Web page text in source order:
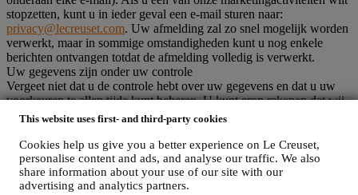
This website uses first- and third-party cookies
Cookies help us give you a better experience on Le Creuset,
personalise content and ads, and analyse our traffic. We also
share information about your use of our site with our
advertising and analytics partners.
stopzetten, kunt u in ieder geval een e-mail sturen naar:
privacy@lecreuset.com. Uw afmelding zal zo snel mogelijk worden
verwerkt, maar in sommige omstandigheden kunt u nog enkele
berichten ontvangen totdat de afmelding volledig is verwerkt.
Uw gegevens zijn onder uw controle
Vergeet niet dat u de controle hebt over uw gegevens en dat u uw
voorkeuren te allen tijde kunt beheren. U kunt erop rekenen dat wij
uw gegevens nooit zonder uw toestemming aan derden zullen
doorgeven voor hun eigen marketingdoeleinden. Voor informatie of
om uw privacyrechten uit te oefenen, kunt u ons mailen op
privacy@lecreuset.comom ons te laten weten waar wij u mee van
dienst kunnen zijn en wij zullen tijdig reageren.
Volledige Privacyverklaring Van Le Creuset